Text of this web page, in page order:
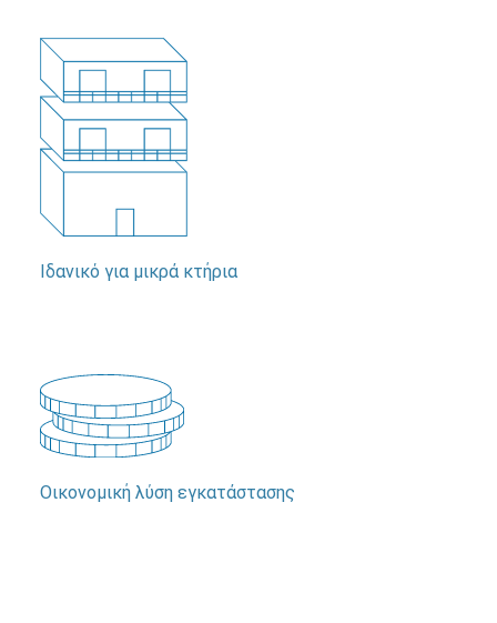
Ιδανικό για μικρά κτήρια
Οικονομική λύση εγκατάστασης